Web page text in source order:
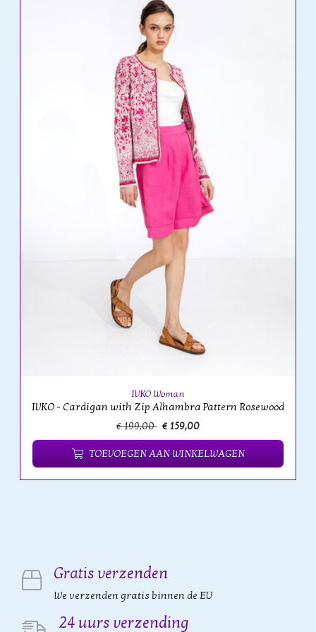
IVKO Woman
IVKO - Cardigan with Zip Alhambra Pattern Rosewood
€ 199,00 € 159,00
TOEVOEGEN AAN WINKELWAGEN
Gratis verzenden
We verzenden gratis binnen de EU
24 uurs verzending